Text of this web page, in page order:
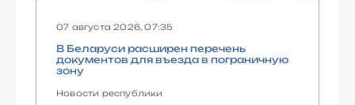
07 августа 2026, 07:35
В Беларуси расширен перечень
документов для въезда в пограничную
зону
Новости республики